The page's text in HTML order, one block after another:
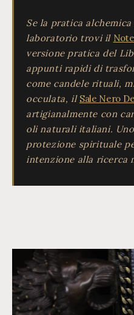
Se la pratica
laboratorio trovi il
versione pratica del
appunti rapidi di
come candele rituali,
occulata, il Sale Nero
artigianalmente con
oli naturali italiani.
protezione spirituale
intenzione alla ricerca